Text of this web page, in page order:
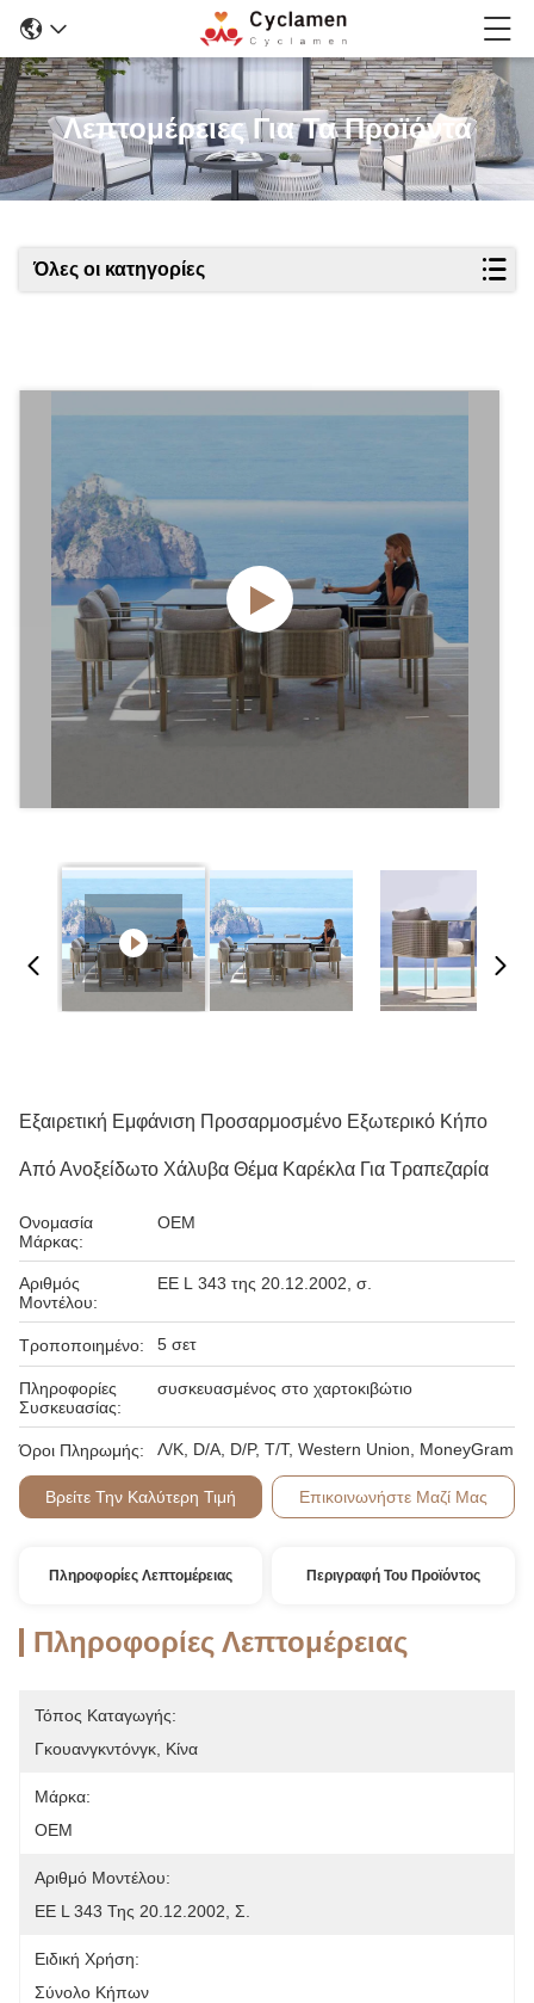
Λεπτομέρειες Για Τα Προϊόντα
Όλες οι κατηγορίες
Εξαιρετική Εμφάνιση Προσαρμοσμένο Εξωτερικό Κήπο
Από Ανοξείδωτο Χάλυβα Θέμα Καρέκλα Για Τραπεζαρία
Ονομασία
Μάρκας:
OEM
Αριθμός
Μοντέλου:
ΕΕ L 343 της 20.12.2002, σ.
Τροποποιημένο: 5 σετ
Πληροφορίες
Συσκευασίας:
συσκευασμένος στο χαρτοκιβώτιο
Όροι Πληρωμής: Λ/Κ, D/A, D/P, T/T, Western Union, MoneyGram
Βρείτε Την Καλύτερη Τιμή Επικοινωνήστε Μαζί Μας
Πληροφορίες Λεπτομέρειας Περιγραφή Του Προϊόντος
Πληροφορίες Λεπτομέρειας
Τόπος Καταγωγής:
Γκουανγκντόνγκ, Κίνα
Μάρκα:
OEM
Αριθμό Μοντέλου:
ΕΕ L 343 Της 20.12.2002, Σ.
Ειδική Χρήση:
Σύνολο Κήπων